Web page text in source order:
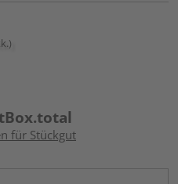
für Stückgut